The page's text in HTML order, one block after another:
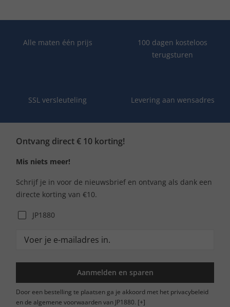
Alle maten één prijs
100 dagen kosteloos
terugsturen
SSL versleuteling Levering aan wensadres
Ontvang direct € 10 korting!
Mis niets meer!
Schrijf je in voor de nieuwsbrief en ontvang als dank een
directe korting van €10.
JP1880
Aanmelden en sparen
Door een bestelling te plaatsen ga je akkoord met het privacybeleid
en de algemene voorwaarden van JP1880. [+]